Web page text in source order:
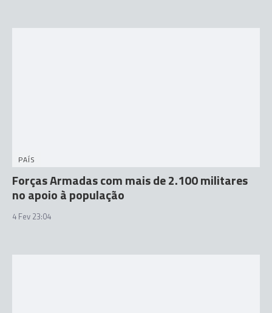
PAÍS
Forças Armadas com mais de 2.100 militares
no apoio à população
4 Fev 23:04